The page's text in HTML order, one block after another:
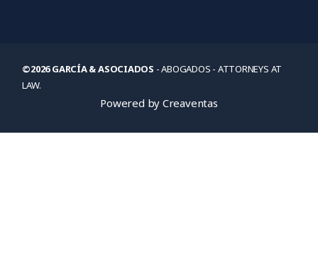
©2026 GARCÍA & ASOCIADOS - ABOGADOS - ATTORNEYS AT
LAW.
Powered by Creaventas